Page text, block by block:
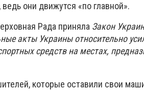
они движутся «по главной».
Рада приняла Закон
акты Украины относительно
средств на местах,
которые оставили свои